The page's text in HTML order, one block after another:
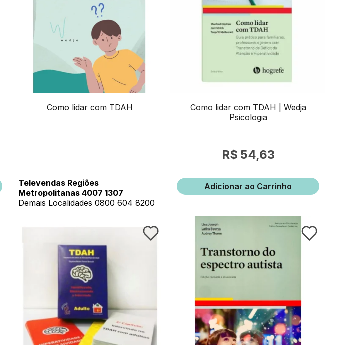
Como lidar com TDAH
Televendas Regiões
Metropolitanas 4007 1307
Demais Localidades 0800 604 8200
Como lidar com TDAH | Wedja
Psicologia
54,63
Adicionar ao Carrinho